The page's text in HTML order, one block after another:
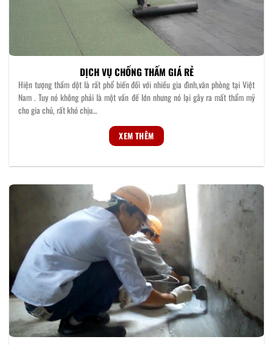
DỊCH VỤ CHỐNG THẤM GIÁ RẺ
Hiện tượng thấm dột là rất phổ biến đối với nhiều gia đình,văn phòng tại Việt
Nam . Tuy nó không phải là một vấn đề lớn nhưng nó lại gây ra mất thẩm mỹ
cho gia chủ, rất khó chịu…
XEM THÊM